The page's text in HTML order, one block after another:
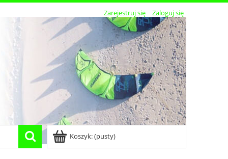
Zarejestruj się Zaloguj się
Koszyk:(pusty)